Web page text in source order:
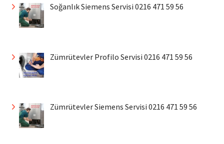
Soğanlık Siemens Servisi 0216 471 59 56
Zümrütevler Profilo Servisi 0216 471 59 56
Zümrütevler Siemens Servisi 0216 471 59 56